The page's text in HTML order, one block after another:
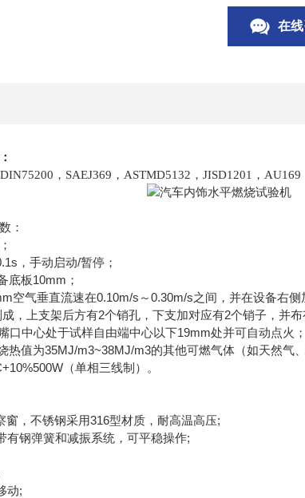
在
，SAEJ369，ASTMD5132，JISD1201，AU169
：
，手动启动/暂停；
底板10mm；
空气垂直流速在0.10m/s～0.30m/s之间，并在设备右侧
，上支架后方有2个销孔，下支加对应有2个销子，并
中心处于试样自由端中心以下19mm处并可自动点火；
值为35MJ/m3~38MJ/m3的其他可燃气体（如天然气
（单相三线制）。
，不锈钢采用316型材质，耐高温高压;
钢弹簧和减振系统，可平稳操作;
动;